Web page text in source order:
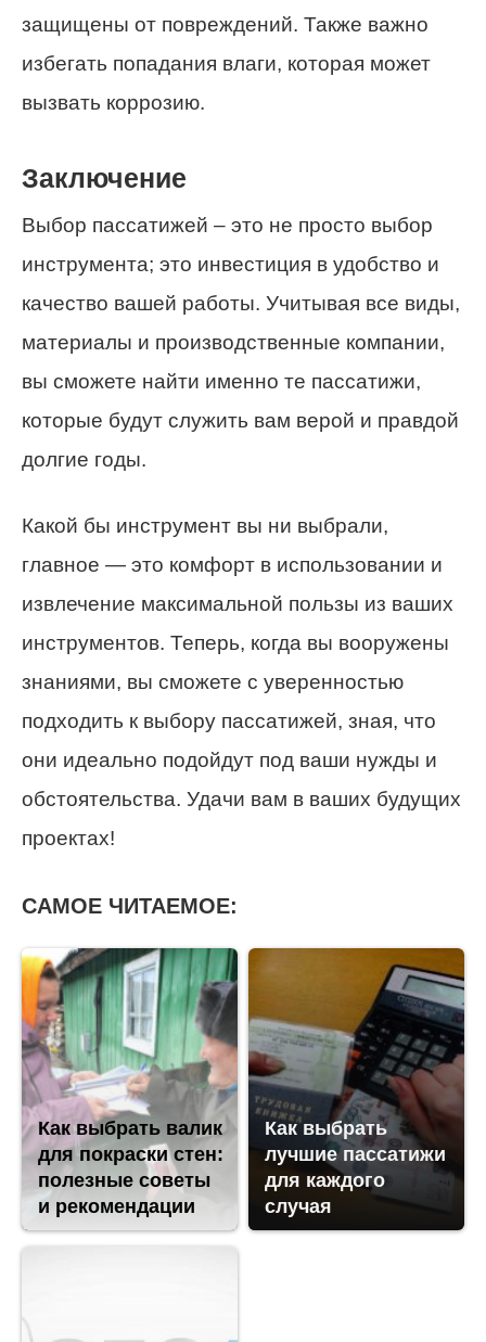
защищены от повреждений. Также важно
избегать попадания влаги, которая может
вызвать коррозию.
Заключение
Выбор пассатижей – это не просто выбор
инструмента; это инвестиция в удобство и
качество вашей работы. Учитывая все виды,
материалы и производственные компании,
вы сможете найти именно те пассатижи,
которые будут служить вам верой и правдой
долгие годы.
Какой бы инструмент вы ни выбрали,
главное — это комфорт в использовании и
извлечение максимальной пользы из ваших
инструментов. Теперь, когда вы вооружены
знаниями, вы сможете с уверенностью
подходить к выбору пассатижей, зная, что
они идеально подойдут под ваши нужды и
обстоятельства. Удачи вам в ваших будущих
проектах!
САМОЕ ЧИТАЕМОЕ:
Как выбрать валик
для покраски стен:
полезные советы
и рекомендации
Как выбрать
лучшие пассатижи
для каждого
случая